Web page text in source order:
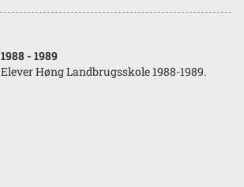
1988 - 1989
Elever Høng Landbrugsskole 1988-1989.